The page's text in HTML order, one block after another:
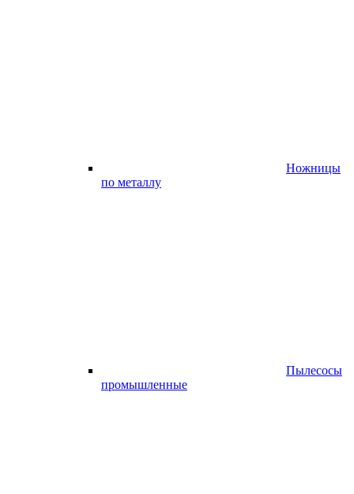
Ножницы
по металлу
Пылесосы
промышленные